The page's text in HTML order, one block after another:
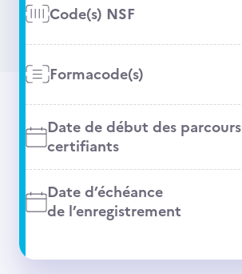
Code(s) NSF
Formacode(s)
Date de début des parcours
certifiants
Date d’échéance
de l’enregistrement